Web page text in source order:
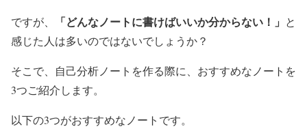
ですが、 「どんなノートに書けばいいか分からない！」 と
感じた人は多いのではないでしょうか？
そこで、自己分析ノートを作る際に、おすすめなノートを
3つご紹介します。
以下の3つがおすすめなノートです。